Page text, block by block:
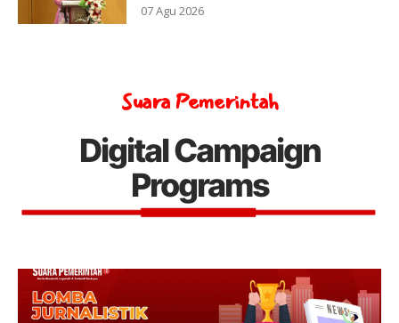
07 Agu 2026
Suara Pemerintah
Digital Campaign
Programs